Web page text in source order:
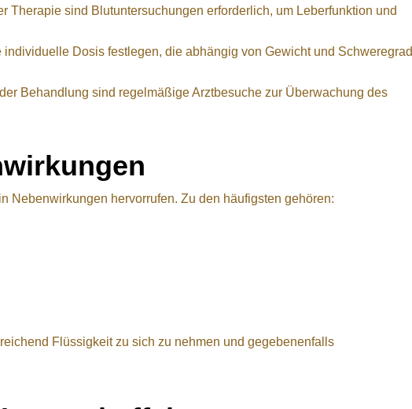
Therapie sind Blutuntersuchungen erforderlich, um Leberfunktion und
individuelle Dosis festlegen, die abhängig von Gewicht und Schweregrad
Behandlung sind regelmäßige Arztbesuche zur Überwachung des
Nebenwirkungen hervorrufen. Zu den häufigsten gehören:
Flüssigkeit zu sich zu nehmen und gegebenenfalls